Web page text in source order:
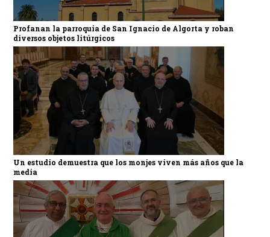
Profanan la parroquia de San Ignacio de Algorta y roban
diversos objetos litúrgicos
Un estudio demuestra que los monjes viven más años que la
media